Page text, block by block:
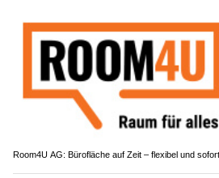
Room4U AG: Bürofläche auf Zeit – flexibel und